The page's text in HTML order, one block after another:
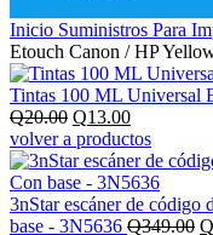
Inicio Suministros Para
Etouch Canon / HP
Tintas 100 ML Universal
Q20.00 El
precio
original
era:
Q20.00.
Q13.00El
precio
actual
es:
Q13.00.
volver a productos
3nStar escáner de código
base - 3N5636 Q349.00 El
Q